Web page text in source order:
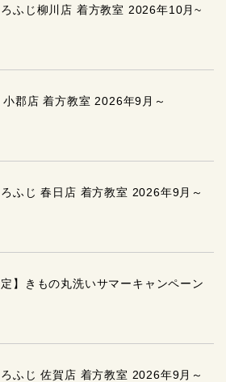
ふじ柳川店 着方教室 2026年10月~
郡店 着方教室 2026年9月～
ふじ 春日店 着方教室 2026年9月～
定】きもの丸洗いサマーキャンペーン
ふじ 佐賀店 着方教室 2026年9月～